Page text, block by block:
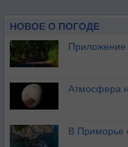
НОВОЕ О ПОГОДЕ
Приложение
Атмосфера
В Приморье